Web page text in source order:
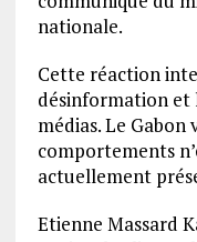
nationale.
Cette réaction
désinformation et
médias. Le
comportements
actuellement
Etienne Massard